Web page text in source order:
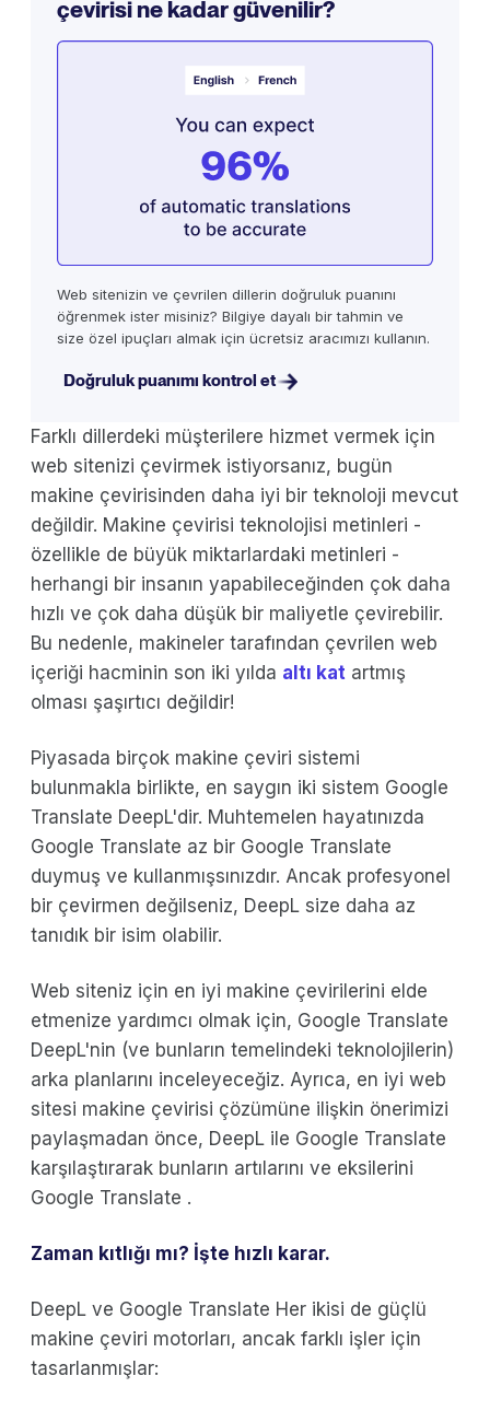
Farklı dillerdeki müşterilere hizmet vermek için
web sitenizi çevirmek istiyorsanız, bugün
makine çevirisinden daha iyi bir teknoloji mevcut
değildir. Makine çevirisi teknolojisi metinleri -
özellikle de büyük miktarlardaki metinleri -
herhangi bir insanın yapabileceğinden çok daha
hızlı ve çok daha düşük bir maliyetle çevirebilir.
Bu nedenle, makineler tarafından çevrilen web
içeriği hacminin son iki yılda altı kat artmış
olması şaşırtıcı değildir!
Piyasada birçok makine çeviri sistemi
bulunmakla birlikte, en saygın iki sistem Google
Translate DeepL'dir. Muhtemelen hayatınızda
Google Translate az bir Google Translate
duymuş ve kullanmışsınızdır. Ancak profesyonel
bir çevirmen değilseniz, DeepL size daha az
tanıdık bir isim olabilir.
Web siteniz için en iyi makine çevirilerini elde
etmenize yardımcı olmak için, Google Translate
DeepL'nin (ve bunların temelindeki teknolojilerin)
arka planlarını inceleyeceğiz. Ayrıca, en iyi web
sitesi makine çevirisi çözümüne ilişkin önerimizi
paylaşmadan önce, DeepL ile Google Translate
karşılaştırarak bunların artılarını ve eksilerini
Google Translate .
Zaman kıtlığı mı? İşte hızlı karar.
DeepL ve Google Translate Her ikisi de güçlü
makine çeviri motorları, ancak farklı işler için
tasarlanmışlar:
çevirisi ne kadar güvenilir?
Web sitenizin ve çevrilen dillerin doğruluk puanını
öğrenmek ister misiniz? Bilgiye dayalı bir tahmin ve
size özel ipuçları almak için ücretsiz aracımızı kullanın.
Doğruluk puanımı kontrol et